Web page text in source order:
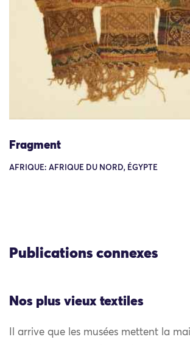
Fragment
AFRIQUE: AFRIQUE DU NORD, ÉGYPTE
Publications connexes
Nos plus vieux textiles
Il arrive que les musées mettent la